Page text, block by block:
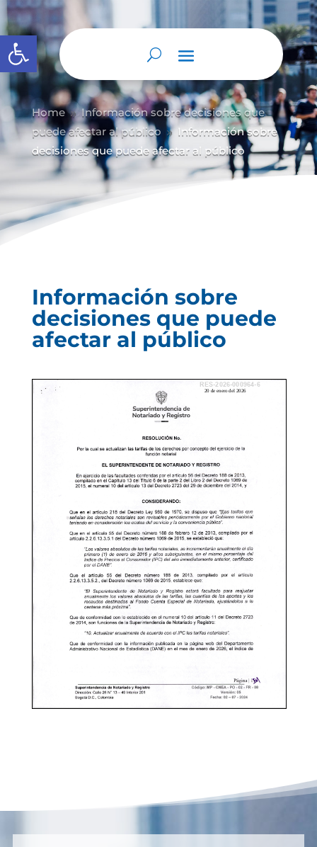
Abrir barra de herramientas
Home 9 Información sobre decisiones que
puede afectar al público 9 Información sobre
decisiones que puede afectar al público
Información sobre
decisiones que puede
afectar al público